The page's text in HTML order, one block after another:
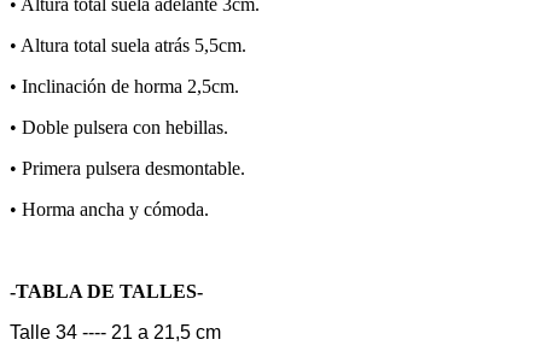
•⁠ ⁠Altura total suela atrás 5,5cm.
•⁠ ⁠Inclinación de horma 2,5cm.
•⁠ Doble pulsera con hebillas.
•⁠ Primera pulsera desmontable.
•⁠ Horma ancha y cómoda.
-TABLA DE TALLES-
Talle 34 ---- 21 a 21,5 cm